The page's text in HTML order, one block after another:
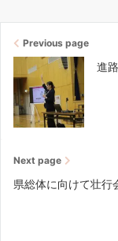
Previous page
進
Next page
県総体に向けて壮行